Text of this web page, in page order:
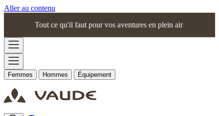
Aller au contenu
Tout ce qu'il faut pour vos aventures en plein air
Femmes Hommes Équipement